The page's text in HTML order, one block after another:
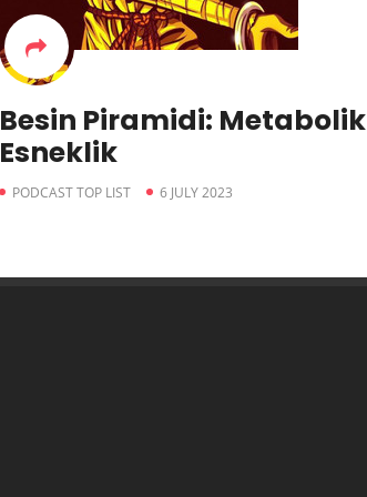
Besin Piramidi: Metabolik
Esneklik
PODCAST TOP LIST 6 JULY 2023